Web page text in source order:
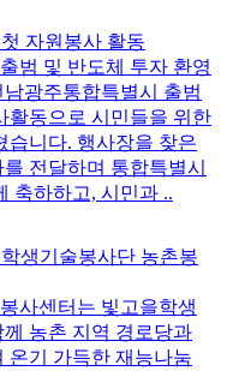
자원봉사 활동
범 및 반도체 투자 환영
광주통합특별시 출범
활동으로 시민들을 위한
습니다. 행사장을 찾은
전달하며 통합특별시
축하하고, 시민과 ..
생기술봉사단 농촌봉
사센터는 빛고을학생
농촌 지역 경로당과
온기 가득한 재능나눔